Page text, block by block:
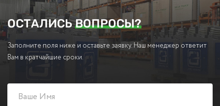
ОСТАЛИСЬВОПРОСЫ?
Заполните поля ниже и оставьте заявку. Наш менеджер ответит
Вам в кратчайшие сроки.